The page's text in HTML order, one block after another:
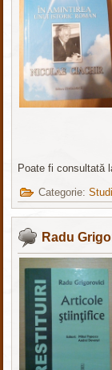
Poate fi consultată
Categorie:
Radu